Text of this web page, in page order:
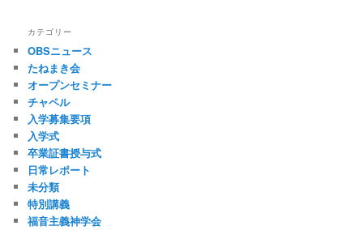
カテゴリー
OBSニュース
たねまき会
オープンセミナー
チャペル
入学募集要項
入学式
卒業証書授与式
日常レポート
未分類
特別講義
福音主義神学会